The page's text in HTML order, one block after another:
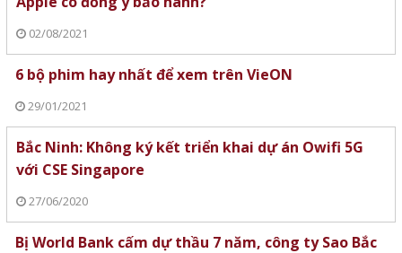
02/08/2021
6 bộ phim hay nhất để xem trên VieON
29/01/2021
Bắc Ninh: Không ký kết triển khai dự án Owifi 5G
với CSE Singapore
27/06/2020
Bị World Bank cấm dự thầu 7 năm, công ty Sao Bắc